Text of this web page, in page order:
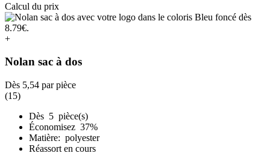
Calcul du prix
+
Nolan sac à dos
Dès 5,54 par pièce
(15)
Dès 5 pièce(s)
Économisez 37%
Matière: polyester
Réassort en cours